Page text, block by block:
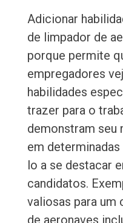
Adicionar
de limpador de
porque permite
empregadores
habilidades
trazer para o
demonstram seu
em
lo a se destacar
candidatos.
valiosas para um
de aeronaves